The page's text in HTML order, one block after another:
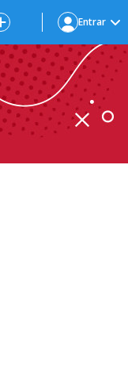
Entrar